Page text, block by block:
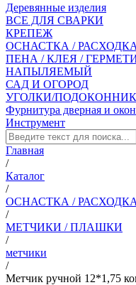
Деревянные изделия
ВСЕ ДЛЯ СВАРКИ
КРЕПЕЖ
ОСНАСТКА / РАСХОДКА
ПЕНА / КЛЕЯ /
НАПЫЛЯЕМЫЙ
САД И ОГОРОД
УГОЛКИ/
Фурнитура дверная и
Инструмент
Главная
/
Каталог
/
ОСНАСТКА / РАСХОДКА
/
МЕТЧИКИ / ПЛАШКИ
/
метчики
/
Метчик ручной 12*1,75